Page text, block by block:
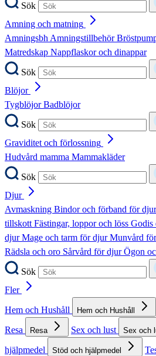
Sök
Amning och matning
AmningsbhAmningstillbehör
Matredskap Nappflaskor och dinappar
Sök
Blöjor
TygblöjorBadblöjor
Sök
Graviditet och förlossning
Hudvård mamma Mammakläder
Sök
Djur
Avmaskning Bindor och förband för
tillskottFästingar, loppor och löss Godis
djurMage och tarm för djurMunvård
Rädsla och oro Sårvård för djurÖgon
Sök
Fler
Hem och Hushåll
Hem och Hushåll
Resa
Resa Sex och lust Sex och
hjälpmedel
Stöd och hjälpmedel